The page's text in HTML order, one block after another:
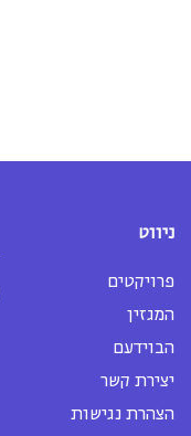
ניווט
פרויקטים
המגזין
הבוידעם
יצירת קשר
הצהרת נגישות